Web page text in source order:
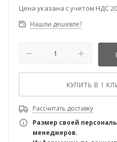
Цена указана с учетом НДС
Нашли дешевле?
КУПИТЬ В 1
Рассчитать доставку
Размер своей
менеджеров.